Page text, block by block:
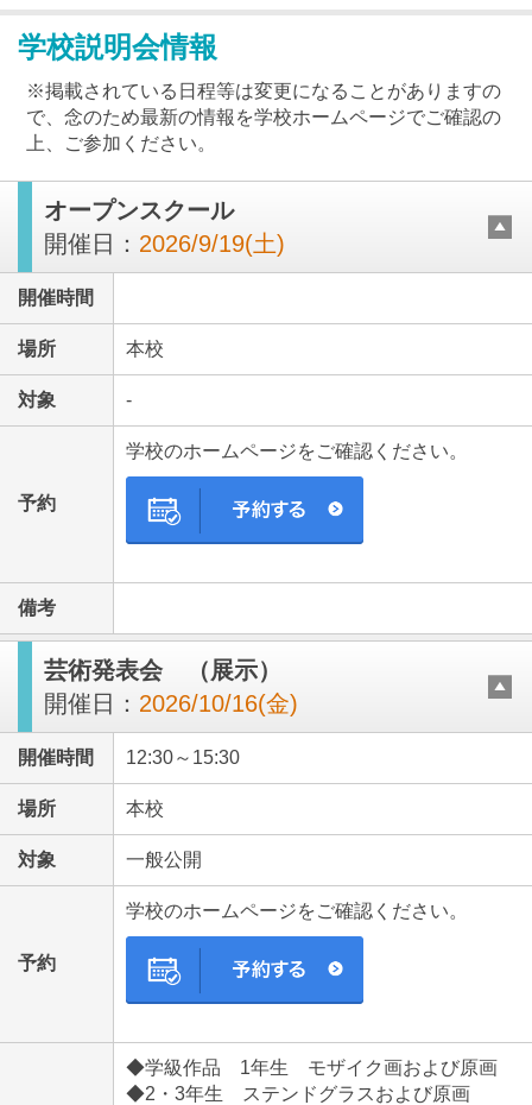
最近見た学校
東京学芸大学附属世田谷中学校
ブックマークした学校
学校説明会情報
※掲載されている日程等は変更になることがありますの
で、念のため最新の情報を学校ホームページでご確認の
上、ご参加ください。
オープンスクール
開催日： 2026/9/19(土)
開催時間
場所 本校
対象 -
予約
学校のホームページをご確認ください。
備考
芸術発表会 （展示）
開催日： 2026/10/16(金)
開催時間 12:30～15:30
場所 本校
対象 一般公開
予約
学校のホームページをご確認ください。
◆学級作品 1年生 モザイク画および原画
◆2・3年生 ステンドグラスおよび原画